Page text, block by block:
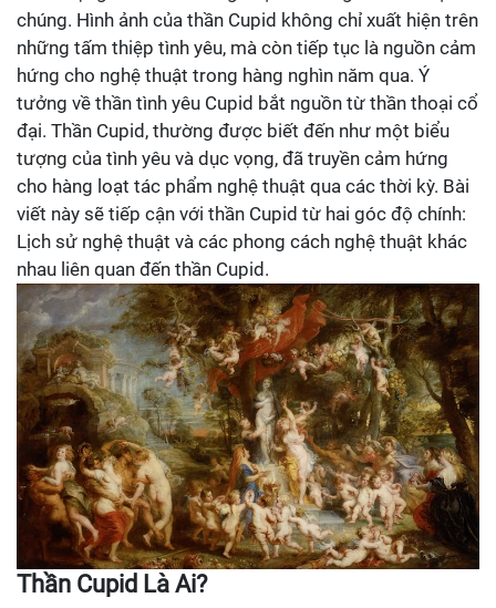
chúng. Hình ảnh của thần Cupid không chỉ xuất hiện trên
những tấm thiệp tình yêu, mà còn tiếp tục là nguồn cảm
hứng cho nghệ thuật trong hàng nghìn năm qua. Ý
tưởng về thần tình yêu Cupid bắt nguồn từ thần thoại cổ
đại. Thần Cupid, thường được biết đến như một biểu
tượng của tình yêu và dục vọng, đã truyền cảm hứng
cho hàng loạt tác phẩm nghệ thuật qua các thời kỳ. Bài
viết này sẽ tiếp cận với thần Cupid từ hai góc độ chính:
Lịch sử nghệ thuật và các phong cách nghệ thuật khác
nhau liên quan đến thần Cupid.
Thần Cupid Là Ai?